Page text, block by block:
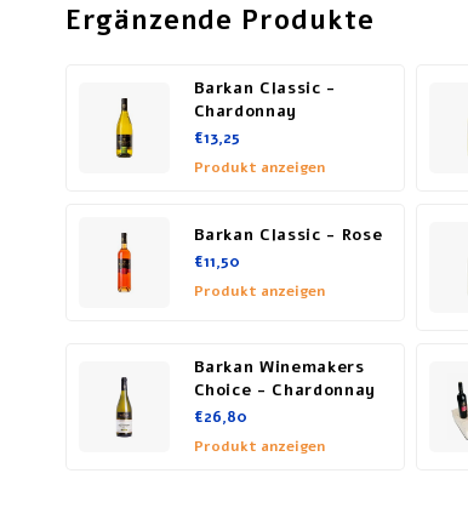
Ergänzende Produkte
Barkan Classic -
Chardonnay
€13,25
Produkt anzeigen
Barkan Classic - Rose
€11,50
Produkt anzeigen
Barkan Winemakers
Choice - Chardonnay
€26,80
Produkt anzeigen